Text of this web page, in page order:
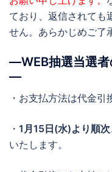
ており、返信されても
せん。あらかじめご了
―WEB抽選当選者
―
・お支払方法は代金引
・ 1月15日(水)より順次
いたします。